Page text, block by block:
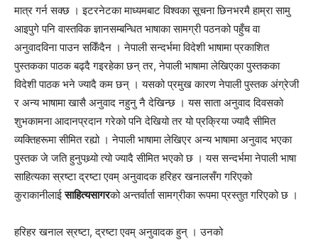
मात्र गर्न सक्छ । इटरनेटका माध्यमबाट विश्वका सूचना छिनभरमै हाम्रा सामु
आइपुगे पनि वास्तविक ज्ञानसम्बन्धित भाषाका सामग्री पठनको पहुँच वा
अनुवादविना पाउन सकिँदैन । नेपाली सन्दर्भमा विदेशी भाषामा प्रकाशित
पुस्तकका पाठक बढ्दै गइरहेका छन् तर, नेपाली भाषामा लेखिएका पुस्तकका
विदेशी पाठक भने ज्यादै कम छन् । यसको प्रमुख कारण नेपाली पुस्तक अंग्रेजी
र अन्य भाषामा खासै अनुवाद नहुनु नै देखिन्छ । यस साता अनुवाद दिवसको
शुभकामना आदानप्रदान गरेको पनि देखियो तर यो प्रक्रिया ज्यादै सीमित
व्यक्तिहरूमा सीमित रह्यो । नेपाली भाषामा लेखिएर अन्य भाषामा अनुवाद भएका
पुस्तक जे जति हुनुपथ्र्यो त्यो ज्यादै सीमित भएको छ । यस सन्दर्भमा नेपाली भाषा
साहित्यका स्रष्टा द्रष्टा एवम् अनुवादक हरिहर खनालसँग गरिएको
कुराकानीलाईसाहित्यसागरको अन्तर्वार्ता सामग्रीका रूपमा प्रस्तुत गरिएको छ ।
हरिहर खनाल स्रष्टा, द्रष्टा एवम् अनुवादक हुन् । उनको